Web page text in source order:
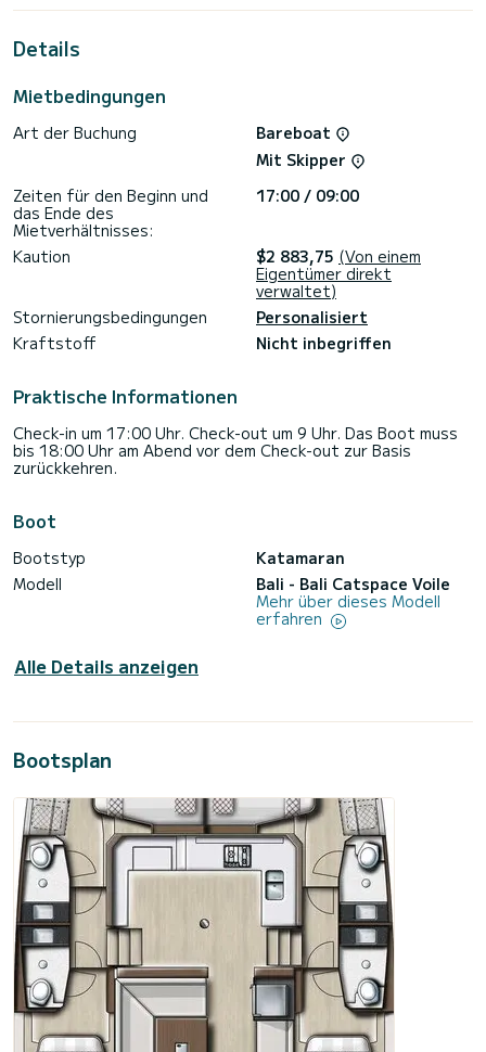
Verbündeter für einen außergewöhnlichen Urlaub auf dem
Autopilot, externe Lautsprecher, Deckdusche,
Wassermacher, Plancha, Badeplattform.
Für jede Anfrage Informationen oder Reservierung, klicken
Sie auf die Schaltfläche „Angebot anfordern“. Ein SamBoat-
Details
Mietbedingungen
Art der Buchung
Bareboat
Mit Skipper
Zeiten für den Beginn und
das Ende des
Mietverhältnisses:
17:00 / 09:00
Kaution $2 883,75 (Von einem
Eigentümer direkt
verwaltet)
Stornierungsbedingungen
Personalisiert
Kraftstoff
Nicht inbegriffen
Praktische Informationen
Check-in um 17:00 Uhr. Check-out um 9 Uhr. Das Boot muss
bis 18:00 Uhr am Abend vor dem Check-out zur Basis
zurückkehren.
Boot
Bootstyp
Katamaran
Modell
Bali - Bali Catspace Voile
Mehr über dieses Modell
erfahren
Alle Details anzeigen
Bootsplan